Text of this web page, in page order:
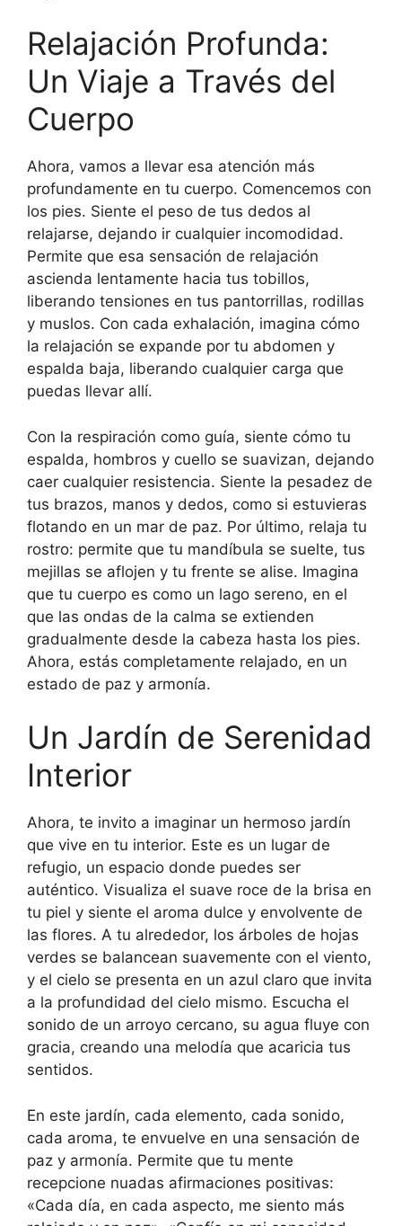
Relajación Profunda:
Un Viaje a Través del
Cuerpo
Ahora, vamos a llevar esa atención más
profundamente en tu cuerpo. Comencemos con
los pies. Siente el peso de tus dedos al
relajarse, dejando ir cualquier incomodidad.
Permite que esa sensación de relajación
ascienda lentamente hacia tus tobillos,
liberando tensiones en tus pantorrillas, rodillas
y muslos. Con cada exhalación, imagina cómo
la relajación se expande por tu abdomen y
espalda baja, liberando cualquier carga que
puedas llevar allí.
Con la respiración como guía, siente cómo tu
espalda, hombros y cuello se suavizan, dejando
caer cualquier resistencia. Siente la pesadez de
tus brazos, manos y dedos, como si estuvieras
flotando en un mar de paz. Por último, relaja tu
rostro: permite que tu mandíbula se suelte, tus
mejillas se aflojen y tu frente se alise. Imagina
que tu cuerpo es como un lago sereno, en el
que las ondas de la calma se extienden
gradualmente desde la cabeza hasta los pies.
Ahora, estás completamente relajado, en un
estado de paz y armonía.
Un Jardín de Serenidad
Interior
Ahora, te invito a imaginar un hermoso jardín
que vive en tu interior. Este es un lugar de
refugio, un espacio donde puedes ser
auténtico. Visualiza el suave roce de la brisa en
tu piel y siente el aroma dulce y envolvente de
las flores. A tu alrededor, los árboles de hojas
verdes se balancean suavemente con el viento,
y el cielo se presenta en un azul claro que invita
a la profundidad del cielo mismo. Escucha el
sonido de un arroyo cercano, su agua fluye con
gracia, creando una melodía que acaricia tus
sentidos.
En este jardín, cada elemento, cada sonido,
cada aroma, te envuelve en una sensación de
paz y armonía. Permite que tu mente
recepcione nuadas afirmaciones positivas:
«Cada día, en cada aspecto, me siento más